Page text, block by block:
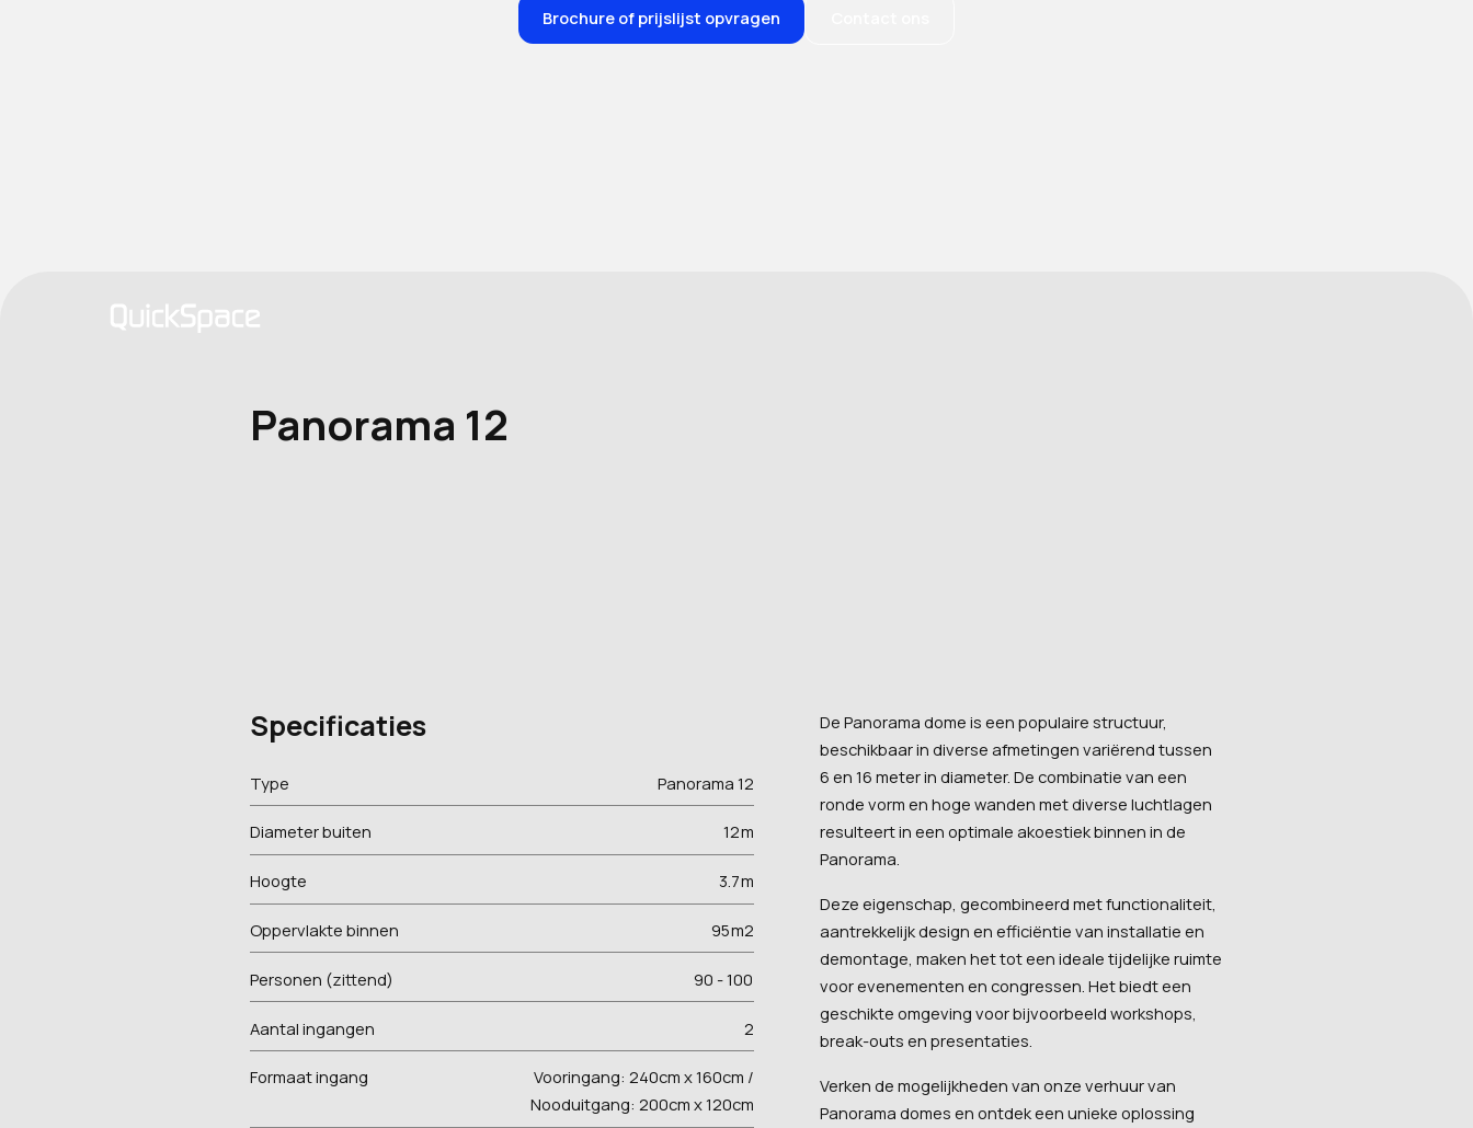
Brochure of prijslijst opvragen
Panorama 12
Specificaties
Type Panorama 12
Diameter buiten 12m
Hoogte 3.7m
Oppervlakte binnen 95m2
Personen (zittend) 90 - 100
Aantal ingangen 2
Formaat ingang
Vooringang: 240cm x 160cm /
Nooduitgang: 200cm x 120cm
De Panorama dome is een populaire structuur,
beschikbaar in diverse afmetingen variërend tussen
6 en 16 meter in diameter. De combinatie van een
ronde vorm en hoge wanden met diverse luchtlagen
resulteert in een optimale akoestiek binnen in de
Panorama.
Deze eigenschap, gecombineerd met functionaliteit,
aantrekkelijk design en efficiëntie van installatie en
demontage, maken het tot een ideale tijdelijke ruimte
voor evenementen en congressen. Het biedt een
geschikte omgeving voor bijvoorbeeld workshops,
break-outs en presentaties.
Verken de mogelijkheden van onze verhuur van
Panorama domes en ontdek een unieke oplossing